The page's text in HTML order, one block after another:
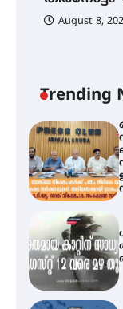
August 8,
Trending